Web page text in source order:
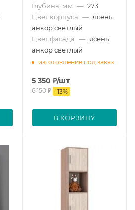
Глубина, мм — 273
Цвет корпуса — ясень
анкор светлый
Цвет фасада — ясень
анкор светлый
изготовление под заказ
5 350 ₽/шт
6 150₽ -13%
В КОРЗИНУ